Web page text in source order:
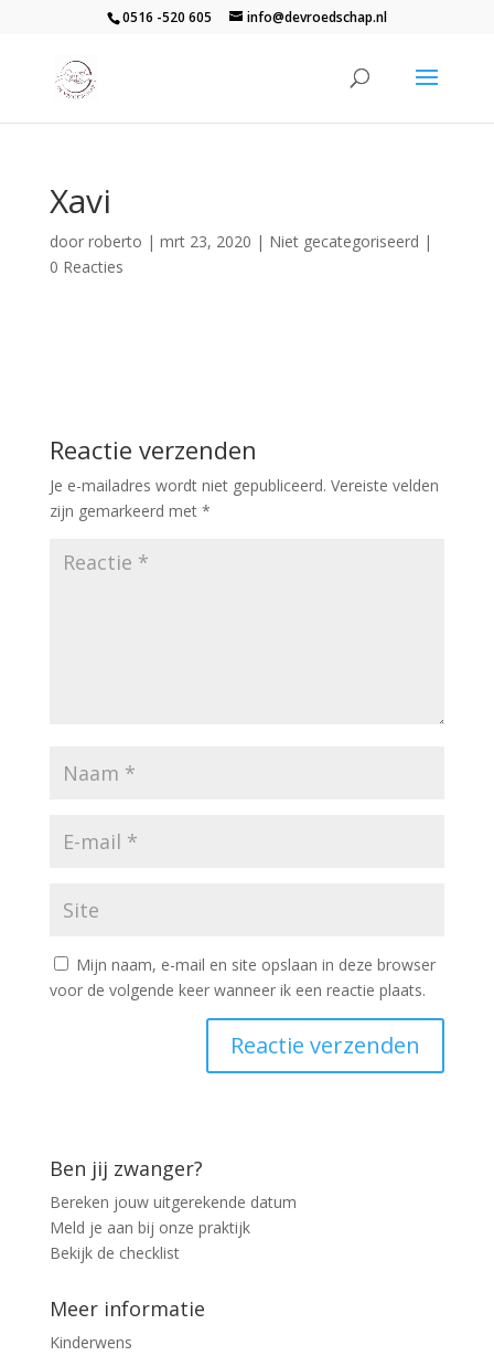
0516 -520 605 info@devroedschap.nl
Xavi
door roberto | mrt 23, 2020 | Niet gecategoriseerd |
0 Reacties
Reactie verzenden
Je e-mailadres wordt niet gepubliceerd. Vereiste velden
zijn gemarkeerd met *
Mijn naam, e-mail en site opslaan in deze browser
voor de volgende keer wanneer ik een reactie plaats.
Ben jij zwanger?
Bereken jouw uitgerekende datum
Meld je aan bij onze praktijk
Bekijk de checklist
Meer informatie
Kinderwens